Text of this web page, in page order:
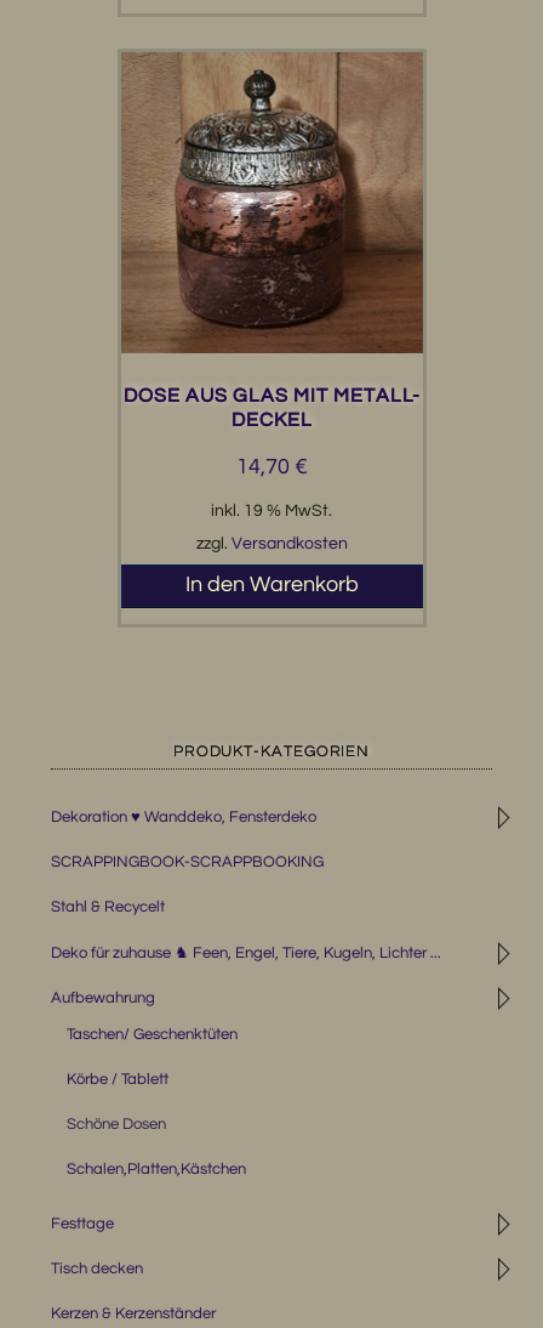
DOSE AUS GLAS MIT METALL-
DECKEL
14,70 €
inkl. 19 % MwSt.
zzgl. Versandkosten
In den Warenkorb
PRODUKT-KATEGORIEN
◹
Dekoration ♥ Wanddeko, Fensterdeko
SCRAPPINGBOOK-SCRAPPBOOKING
Stahl & Recycelt
◹
Deko für zuhause ♞ Feen, Engel, Tiere, Kugeln, Lichter ...
◹
Aufbewahrung
Taschen/ Geschenktüten
Körbe / Tablett
Schöne Dosen
Schalen,Platten,Kästchen
◹
Festtage
◹
Tisch decken
Kerzen & Kerzenständer